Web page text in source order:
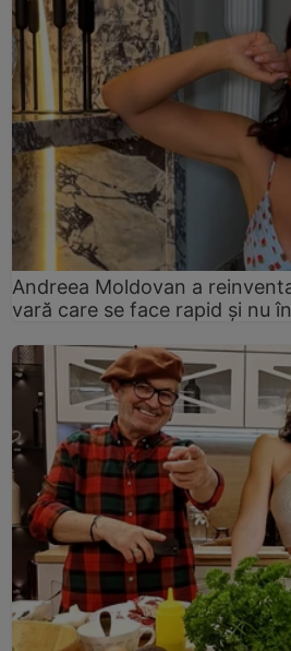
Andreea Moldovan a
vară care se face rapid și nu